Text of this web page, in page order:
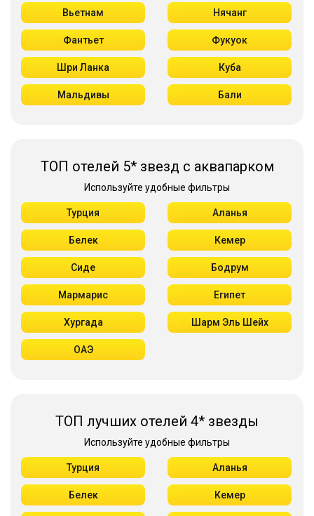
Вьетнам Нячанг
Фантьет Фукуок
Шри Ланка Куба
Мальдивы Бали
ТОП отелей 5* звезд с аквапарком
Используйте удобные фильтры
Турция Аланья
Белек Кемер
Сиде Бодрум
Мармарис Египет
Хургада Шарм Эль Шейх
ОАЭ
ТОП лучших отелей 4* звезды
Используйте удобные фильтры
Турция Аланья
Белек Кемер